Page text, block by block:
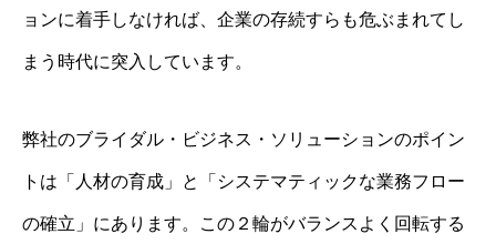
ョンに着手しなければ、企業の存続すらも危ぶまれてし
まう時代に突入しています。
弊社のブライダル・ビジネス・ソリューションのポイン
トは「人材の育成」と「システマティックな業務フロー
の確立」にあります。この２輪がバランスよく回転する